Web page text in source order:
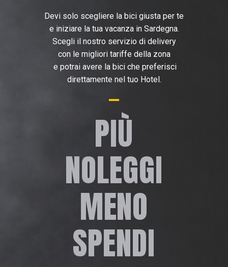
Devi solo scegliere la bici giusta per te
e iniziare la tua vacanza in Sardegna.
Scegli il nostro servizio di delivery
con le migliori tariffe della zona
e potrai avere la bici che preferisci
direttamente nel tuo Hotel.
PIÙ
NOLEGGI
MENO
SPENDI